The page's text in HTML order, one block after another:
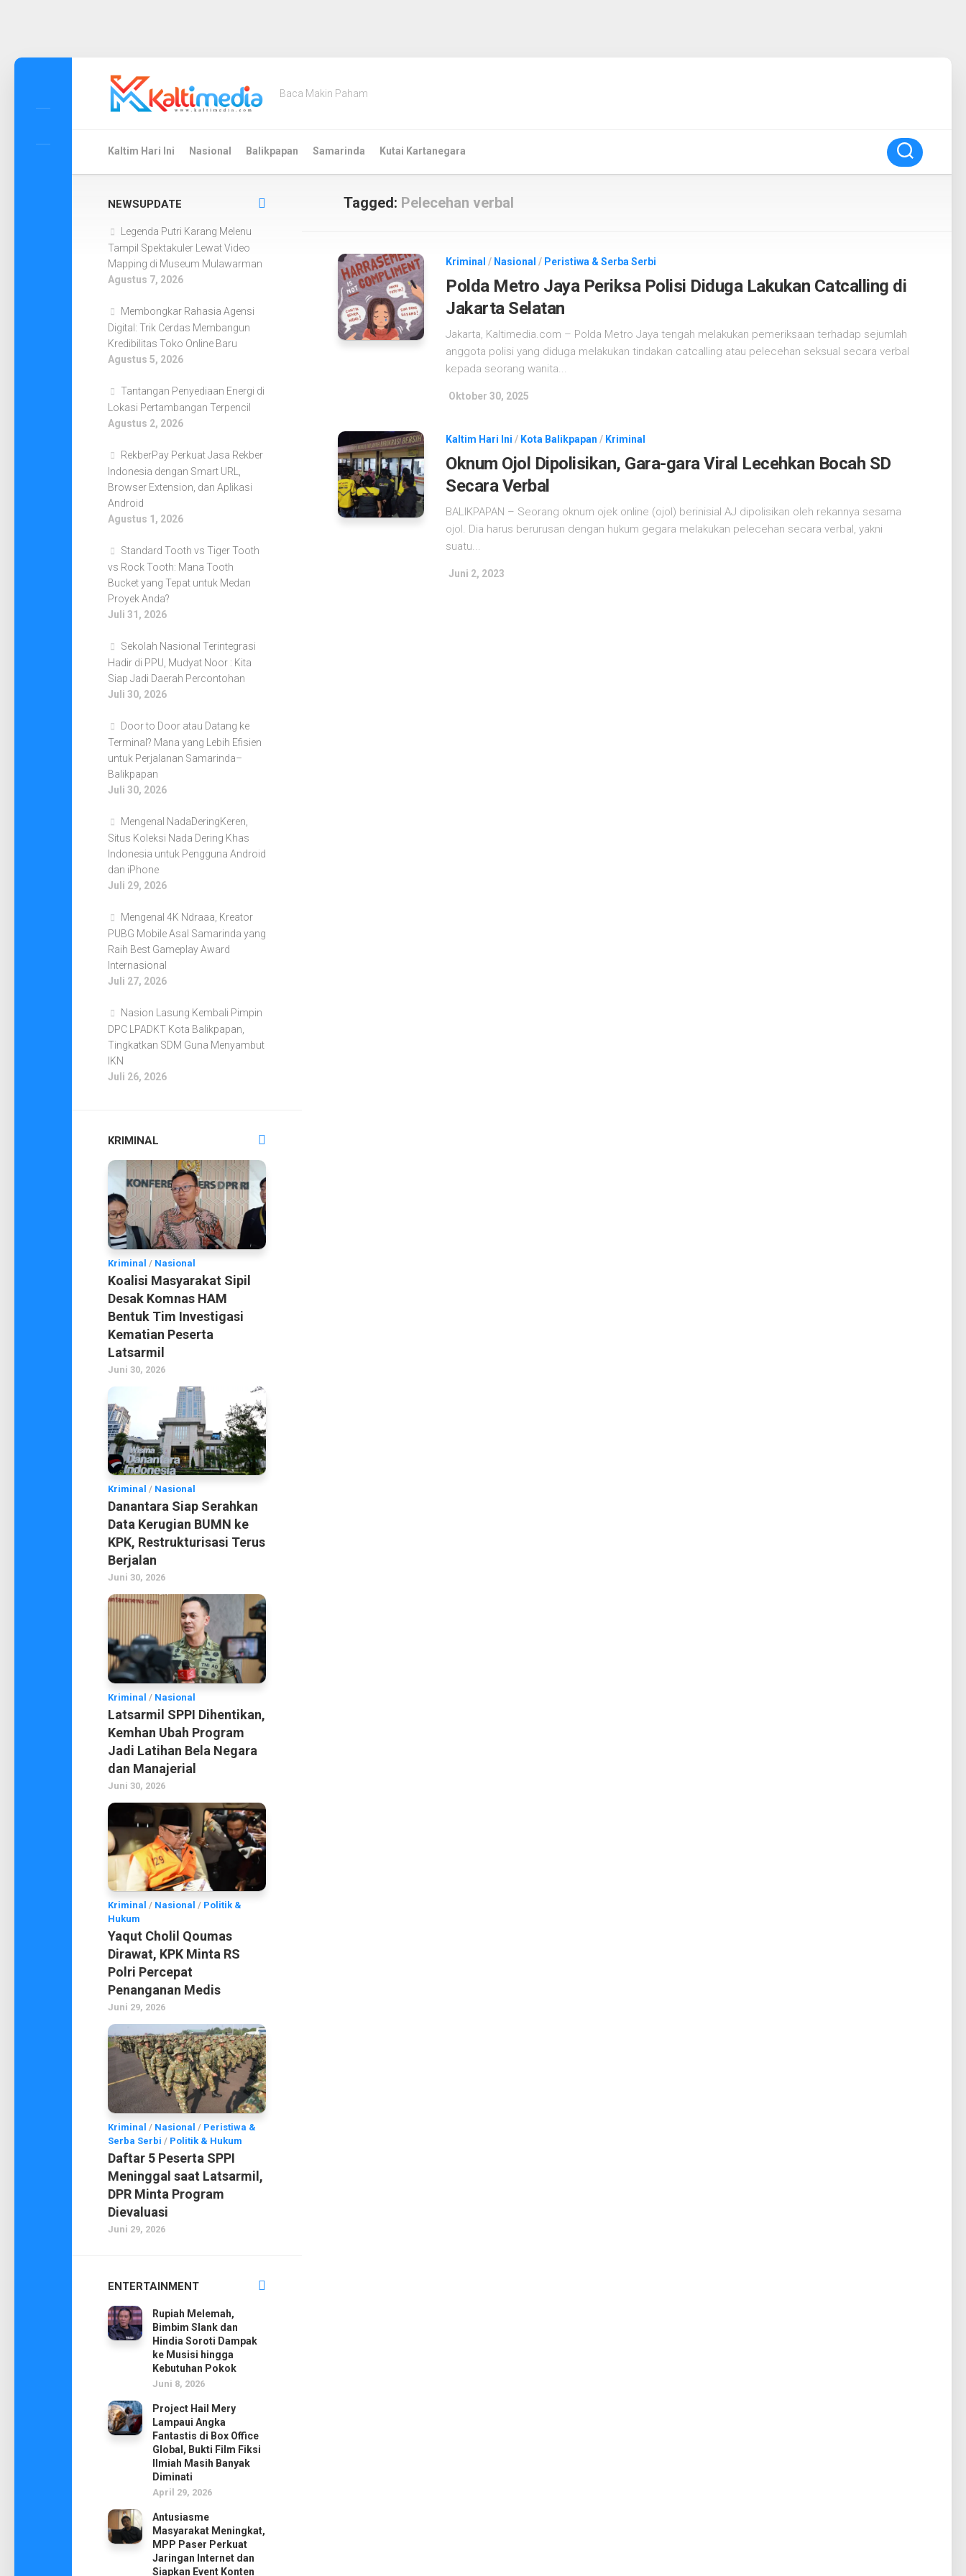
Skip
Baca Makin Paham
Kaltim Hari Ini Nasional Balikpapan Samarinda Kutai Kartanegara
Tagged: Pelecehan verbal
Kriminal / Nasional / Peristiwa & Serba Serbi
Polda Metro Jaya Periksa Polisi Diduga Lakukan Catcalling di
Jakarta Selatan
Jakarta, Kaltimedia.com – Polda Metro Jaya tengah melakukan pemeriksaan terhadap sejumlah
anggota polisi yang diduga melakukan tindakan catcalling atau pelecehan seksual secara verbal
kepada seorang wanita...
Oktober 30, 2025
Kaltim Hari Ini / Kota Balikpapan / Kriminal
Oknum Ojol Dipolisikan, Gara-gara Viral Lecehkan Bocah SD
Secara Verbal
BALIKPAPAN – Seorang oknum ojek online (ojol) berinisial AJ dipolisikan oleh rekannya sesama
ojol. Dia harus berurusan dengan hukum gegara melakukan pelecehan secara verbal, yakni
suatu...
Juni 2, 2023
NEWSUPDATE
Legenda Putri Karang Melenu
Tampil Spektakuler Lewat Video
Mapping di Museum Mulawarman
Agustus 7, 2026
Membongkar Rahasia Agensi
Digital: Trik Cerdas Membangun
Kredibilitas Toko Online Baru
Agustus 5, 2026
Tantangan Penyediaan Energi di
Lokasi Pertambangan Terpencil
Agustus 2, 2026
RekberPay Perkuat Jasa Rekber
Indonesia dengan Smart URL,
Browser Extension, dan Aplikasi
Android
Agustus 1, 2026
Standard Tooth vs Tiger Tooth
vs Rock Tooth: Mana Tooth
Bucket yang Tepat untuk Medan
Proyek Anda?
Juli 31, 2026
Sekolah Nasional Terintegrasi
Hadir di PPU, Mudyat Noor : Kita
Siap Jadi Daerah Percontohan
Juli 30, 2026
Door to Door atau Datang ke
Terminal? Mana yang Lebih Efisien
untuk Perjalanan Samarinda–
Balikpapan
Juli 30, 2026
Mengenal NadaDeringKeren,
Situs Koleksi Nada Dering Khas
Indonesia untuk Pengguna Android
dan iPhone
Juli 29, 2026
Mengenal 4K Ndraaa, Kreator
PUBG Mobile Asal Samarinda yang
Raih Best Gameplay Award
Internasional
Juli 27, 2026
Nasion Lasung Kembali Pimpin
DPC LPADKT Kota Balikpapan,
Tingkatkan SDM Guna Menyambut
IKN
Juli 26, 2026
KRIMINAL
Kriminal / Nasional
Koalisi Masyarakat Sipil
Desak Komnas HAM
Bentuk Tim Investigasi
Kematian Peserta
Latsarmil
Juni 30, 2026
Kriminal / Nasional
Danantara Siap Serahkan
Data Kerugian BUMN ke
KPK, Restrukturisasi Terus
Berjalan
Juni 30, 2026
Kriminal / Nasional
Latsarmil SPPI Dihentikan,
Kemhan Ubah Program
Jadi Latihan Bela Negara
dan Manajerial
Juni 30, 2026
Kriminal / Nasional / Politik &
Hukum
Yaqut Cholil Qoumas
Dirawat, KPK Minta RS
Polri Percepat
Penanganan Medis
Juni 29, 2026
Kriminal / Nasional / Peristiwa &
Serba Serbi / Politik & Hukum
Daftar 5 Peserta SPPI
Meninggal saat Latsarmil,
DPR Minta Program
Dievaluasi
Juni 29, 2026
ENTERTAINMENT
Rupiah Melemah,
Bimbim Slank dan
Hindia Soroti Dampak
ke Musisi hingga
Kebutuhan Pokok
Juni 8, 2026
Project Hail Mery
Lampaui Angka
Fantastis di Box Office
Global, Bukti Film Fiksi
Ilmiah Masih Banyak
Diminati
April 29, 2026
Antusiasme
Masyarakat Meningkat,
MPP Paser Perkuat
Jaringan Internet dan
Siapkan Event Konten